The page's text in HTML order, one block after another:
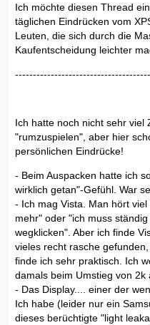
Ich möchte diesen Thread
täglichen Eindrücken vom
Leuten, die sich durch die
Kaufentscheidung leichter
Ich hatte noch nicht sehr viel
"rumzuspielen", aber hier
persönlichen Eindrücke!
- Beim Auspacken hatte ich
wirklich getan"-Gefühl. War
- Ich mag Vista. Man hört
mehr" oder "ich muss
wegklicken". Aber ich finde
vieles recht rasche
finde ich sehr praktisch. Ich
damals beim Umstieg von 2k
- Das Display.... einer der
Ich habe (leider nur ein
dieses berüchtigte "light